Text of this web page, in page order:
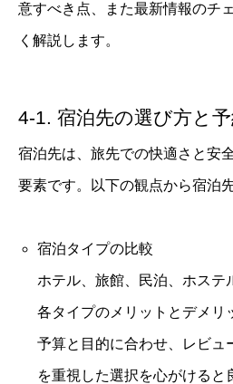
意すべき点、また最新情報のチ
く解説します。
4-1. 宿泊先の選び方と
宿泊先は、旅先での快適さと安
要素です。以下の観点から宿泊
宿泊タイプの比較
ホテル、旅館、民泊、ホステ
各タイプのメリットとデメリ
予算と目的に合わせ、レビュ
を重視した選択を心がけると